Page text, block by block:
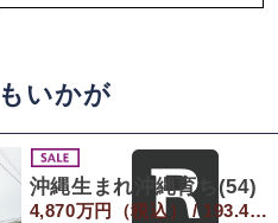
いかが
沖縄生まれ沖縄育ち(54)
4,870万円（税込） / 193.45㎡（土地）